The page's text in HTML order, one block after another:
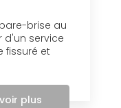
brise au
d'un service
fissuré et
plus